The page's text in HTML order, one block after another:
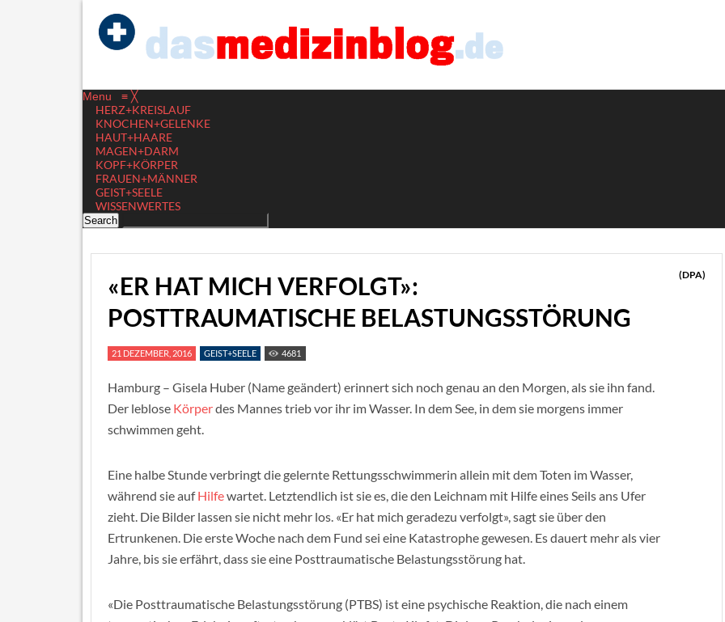
Menu ≡ ╳
HERZ+KREISLAUF
KNOCHEN+GELENKE
HAUT+HAARE
MAGEN+DARM
KOPF+KÖRPER
FRAUEN+MÄNNER
GEIST+SEELE
WISSENWERTES
«ER HAT MICH VERFOLGT»:
POSTTRAUMATISCHE BELASTUNGSSTÖRUNG
(DPA)
21 DEZEMBER, 2016 GEIST+SEELE 4681
Hamburg – Gisela Huber (Name geändert) erinnert sich noch genau an den Morgen, als sie ihn fand.
Der leblose Körperdes Mannes trieb vor ihr im Wasser. In dem See, in dem sie morgens immer
schwimmen geht.
Eine halbe Stunde verbringt die gelernte Rettungsschwimmerin allein mit dem Toten im Wasser,
während sie aufHilfewartet. Letztendlich ist sie es, die den Leichnam mit Hilfe eines Seils ans Ufer
zieht. Die Bilder lassen sie nicht mehr los. «Er hat mich geradezu verfolgt», sagt sie über den
Ertrunkenen. Die erste Woche nach dem Fund sei eine Katastrophe gewesen. Es dauert mehr als vier
Jahre, bis sie erfährt, dass sie eine Posttraumatische Belastungsstörung hat.
«Die Posttraumatische Belastungsstörung (PTBS) ist eine psychische Reaktion, die nach einem